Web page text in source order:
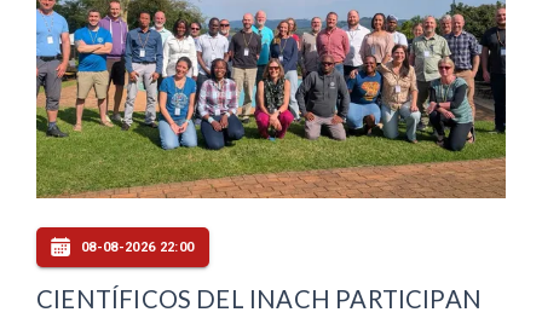
08-08-2026 22:00
CIENTÍFICOS DEL INACH PARTICIPAN